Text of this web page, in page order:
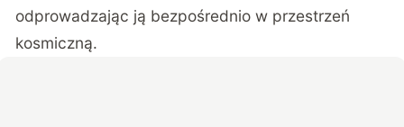
odprowadzając ją bezpośrednio w przestrzeń
kosmiczną.